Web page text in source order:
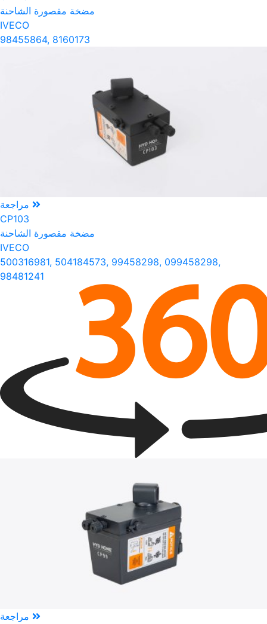
مضخة مقصورة الشاحنة
IVECO
98455864, 8160173
مراجعة
CP103
مضخة مقصورة الشاحنة
IVECO
500316981, 504184573, 99458298, 099458298,
98481241
مراجعة